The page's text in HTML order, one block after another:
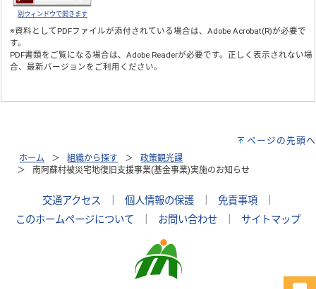
別ウィンドウで開きます
※資料としてPDFファイルが添付されている場合は、Adobe Acrobat(R)が必要で
す。
PDF書類をご覧になる場合は、Adobe Readerが必要です。正しく表示されない場
合、最新バージョンをご利用ください。
ページの先頭へ
ホーム 組織から探す
政策観光課
南阿蘇村被災宅地復旧支援事業(基金事業)実施のお知らせ
交通アクセス 個人情報の保護 免責事項
このホームページについて
お問い合わせ サイトマップ